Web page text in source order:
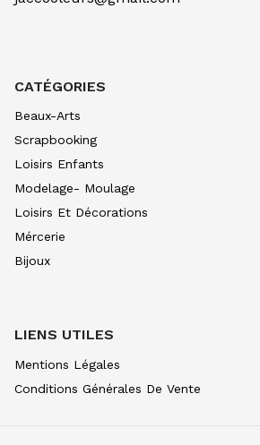
CATÉGORIES
Beaux-Arts
Scrapbooking
Loisirs Enfants
Modelage- Moulage
Loisirs Et Décorations
Mércerie
Bijoux
LIENS UTILES
Mentions Légales
Conditions Générales De Vente